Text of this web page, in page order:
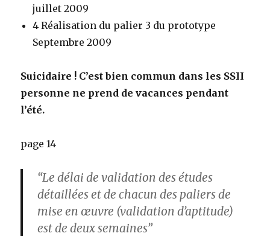
juillet 2009
4 Réalisation du palier 3 du prototype
Septembre 2009
Suicidaire ! C’est bien commun dans les SSII
personne ne prend de vacances pendant
l’été.
page 14
“Le délai de validation des études
détaillées et de chacun des paliers de
mise en œuvre (validation d’aptitude)
est de deux semaines”